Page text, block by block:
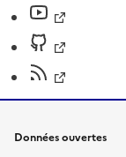
Données ouvertes